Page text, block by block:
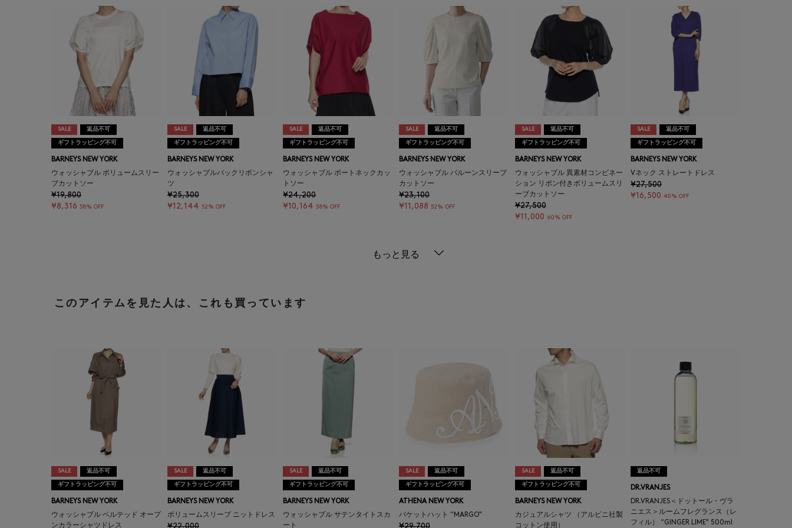
SALE 返品不可
ギフトラッピング不可
BARNEYS NEW YORK
ウォッシャブル ボリュームスリー
ブカットソー
¥19,800
¥8,316 58% OFF
SALE 返品不可
ギフトラッピング不可
BARNEYS NEW YORK
ウォッシャブルバックリボンシャ
ツ
¥25,300
¥12,144 52% OFF
SALE 返品不可
ギフトラッピング不可
BARNEYS NEW YORK
ウォッシャブル ボートネックカッ
トソー
¥24,200
¥10,164 58% OFF
SALE 返品不可
ギフトラッピング不可
BARNEYS NEW YORK
ウォッシャブル バルーンスリーブ
カットソー
¥23,100
¥11,088 52% OFF
SALE 返品不可
ギフトラッピング不可
BARNEYS NEW YORK
ウォッシャブル 異素材コンビネー
ション リボン付きボリュームスリ
ーブカットソー
¥27,500
¥11,000 60% OFF
SALE 返品不可
ギフトラッピング不可
BARNEYS NEW YORK
Vネック ストレートドレス
¥27,500
¥16,500 40% OFF
もっと見る
このアイテムを見た人は、これも買っています
SALE 返品不可
ギフトラッピング不可
BARNEYS NEW YORK
ウォッシャブル ベルテッド オープ
ンカラーシャツドレス
SALE 返品不可
ギフトラッピング不可
BARNEYS NEW YORK
ボリュームスリーブ ニットドレス
SALE 返品不可
ギフトラッピング不可
BARNEYS NEW YORK
ウォッシャブル サテンタイトスカ
ート
SALE 返品不可
ギフトラッピング不可
ATHENA NEW YORK
バケットハット “MARGO"
SALE 返品不可
ギフトラッピング不可
BARNEYS NEW YORK
カジュアルシャツ （アルビニ社製
コットン使用）
返品不可
DR.VRANJES
DR.VRANJES＜ドットール・ヴラ
ニエス＞ルームフレグランス（レ
フィル） “GINGER LIME" 500ml